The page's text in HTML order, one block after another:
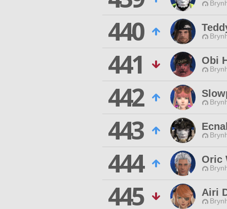
440
441 Obi
442
443
444 Oric
445 Airi